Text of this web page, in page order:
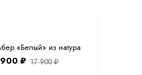
«Белый» из натуральной овечьей
₽ 17 900₽